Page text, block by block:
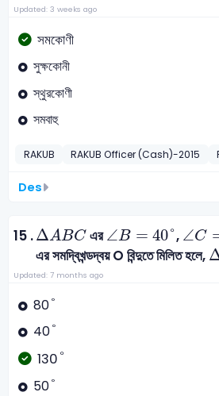
Updated: 3 weeks ago
সমকোণী
সুক্ষকোনী
স্থুরকোণী
সমবাহু
RAKUB RAKUB Officer (Cash)-2015
Des
15 .ΔABC
∆ABC এর∠B = 40°
∠B 40° , ∠C
∠C
এর সমদ্বিখন্ডদ্বয় O বিন্দুতে মিলিত হলে, ∆
Updated: 7 months ago
80°
°
40°
°
130°
°
50°°